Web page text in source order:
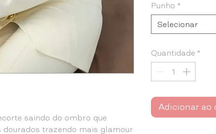
saindo do ombro que
trazendo mais glamour
Punho *
Selecionar
Quantidade *
Adicionar ao